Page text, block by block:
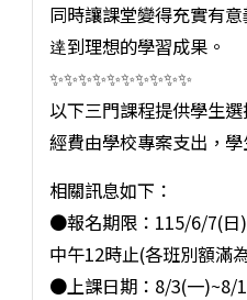
同時讓課堂變得充實有意
逹到理想的學習成果。
✨️✨️✨️✨️✨️✨️✨️✨️✨️✨️
以下三門課程提供學生選
經費由學校專案支出，
相關訊息如下：
●報名期限：115/6/7(日
中午12時止(各班別額滿
●上課日期：8/3(一)~8/